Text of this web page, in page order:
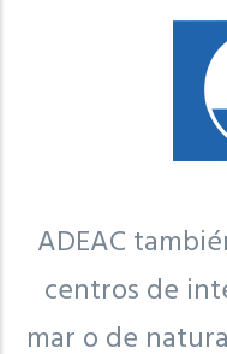
ADEAC
centros de
mar o de